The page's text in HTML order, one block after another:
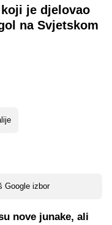
je djelovao
na Svjetskom
Google izbor
nove junake, ali